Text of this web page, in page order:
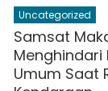
Uncategorized
Samsat
Menghindari
Umum Saat